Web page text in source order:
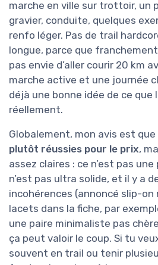
marche en ville sur trottoir, un
gravier, conduite, quelques
renfo léger. Pas de trail
longue, parce que
pas envie d’aller courir 20 km
marche active et une journée
déjà une bonne idée de ce que
réellement.
Globalement, mon avis est que
plutôt réussies pour le prix,
assez claires : ce n’est pas
n’est pas ultra solide, et il y a
incohérences (annoncé slip-on
lacets dans la fiche, par
une paire minimaliste pas
ça peut valoir le coup. Si tu
souvent en trail ou tenir